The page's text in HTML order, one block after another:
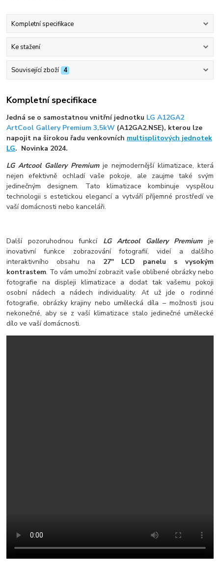
Kompletní specifikace
Ke stažení
Související zboží 4
Kompletní specifikace
Jedná se o samostatnou vnitřní jednotku LG A12GA2
ArtCool Gallery Premium 3,5kW (A12GA2.NSE), kterou lze
napojit na širokou řadu venkovních multisplitových jednotek
LG. Novinka 2024.
LG Artcool Gallery Premiumje nejmodernější klimatizace, která
nejen efektivně ochladí vaše pokoje, ale zaujme také svým
jedinečným designem. Tato klimatizace kombinuje vyspělou
technologii s estetickou elegancí a vytváří příjemné prostředí ve
vaší domácnosti nebo kanceláři.
Další pozoruhodnou funkcí LG Artcool Gallery Premiumje
inovativní funkce zobrazování fotografií, videí a dalšího
interaktivního obsahu na 27" LCD panelu s vysokým
kontrastem. To vám umožní zobrazit vaše oblíbené obrázky nebo
fotografie na displeji klimatizace a dodat tak vašemu pokoji
osobní nádech a nádech individuality. Ať už jde o rodinné
fotografie, obrázky krajiny nebo umělecká díla – možnosti jsou
nekonečné, aby se z vaší klimatizace stalo jedinečné umělecké
dílo ve vaší domácnosti.